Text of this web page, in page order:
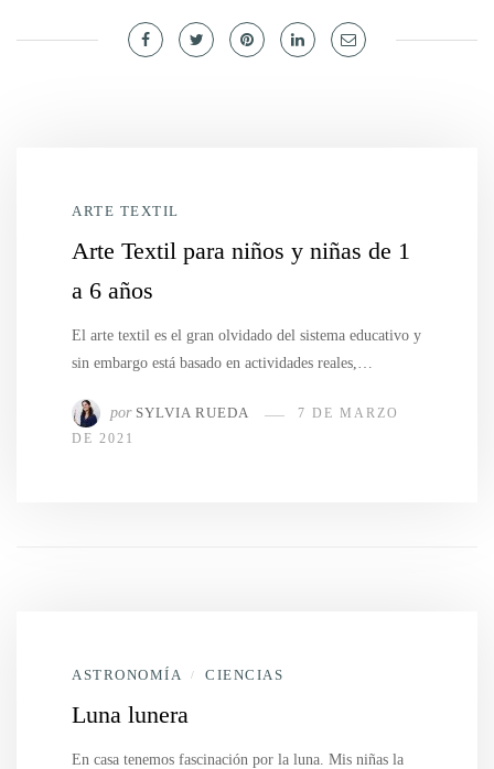
ARTE TEXTIL
Arte Textil para niños y niñas de 1
a 6 años
El arte textil es el gran olvidado del sistema educativo y
sin embargo está basado en actividades reales,…
por SYLVIA RUEDA
7 DE MARZO
DE 2021
ASTRONOMÍA / CIENCIAS
Luna lunera
En casa tenemos fascinación por la luna. Mis niñas la